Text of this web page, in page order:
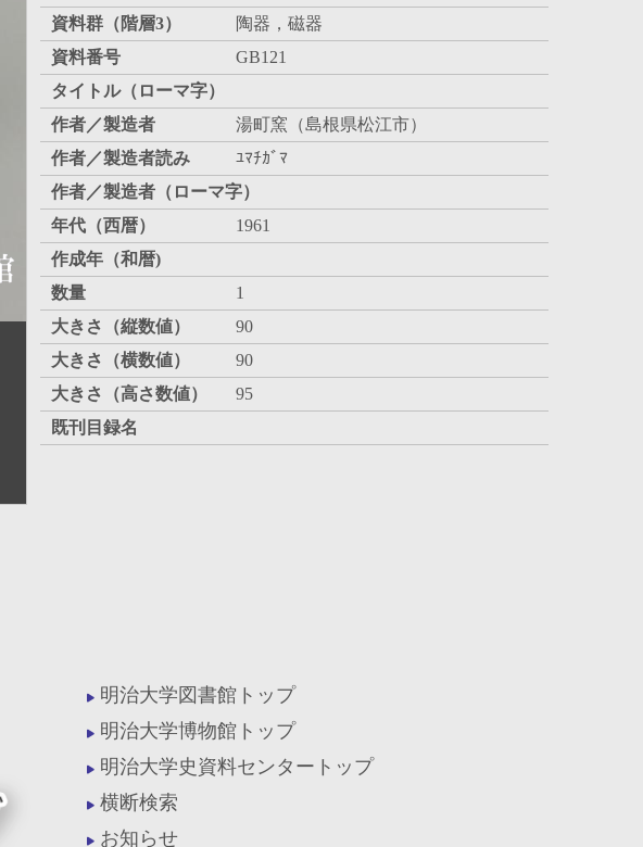
資料群（階層3）
陶器，磁器
資料番号
GB121
タイトル（ローマ字）
作者／製造者
湯町窯（島根県松江市）
作者／製造者読み
ﾕﾏﾁｶﾞﾏ
作者／製造者（ローマ字）
年代（西暦）
1961
作成年（和暦)
数量
1
大きさ（縦数値）
90
大きさ（横数値）
90
大きさ（高さ数値）
95
既刊目録名
明治大学図書館トップ
明治大学博物館トップ
明治大学史資料センタートップ
横断検索
お知らせ